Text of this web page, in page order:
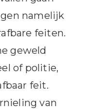
namelijk
feiten.
geweld
of politie,
feit.
van